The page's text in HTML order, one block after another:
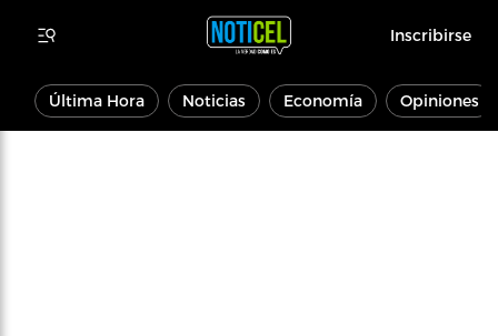
Inscribirse
Última Hora Noticias Economía Opiniones